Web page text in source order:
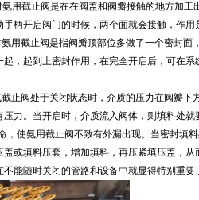
用截止阀是在在阀盖和阀瓣接触的地方加
柄开启阀门的时候，两个面就会接触，作用
用截止阀是指阀瓣顶部位多做了一个密封
，起到上密封作用，在完全开启后，可在系
止阀处于关闭状态时，介质的压力在阀瓣
力。当开启时，介质流入阀体，则填料处
，使氨用截止阀不致有外漏出现。当密封填
或填料压套，增加填料，再压紧填压盖，
能随时关闭的管路和设备中就显得特别重要